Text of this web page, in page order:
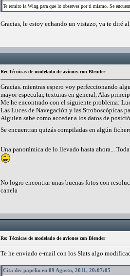
Te remito la Wing para que lo observes por tí mismo. Se
Gracias, le estoy echando un vistazo, ya te diré
Re: Técnicas de modelado de aviones con Blender
Gracias. mientras espero voy perfeccionando
mayor especular, texturas en general, Alas
Me he encontrado con el siguiente problema:
Las Luces de Navegación y las Stroboscópicas
Alguien sabe como acceder a los datos de
Se encuentran quizás compiladas en algún
Una panorámica de lo llevado hasta ahora...
No logro encontrar unas buenas fotos con
canela
Re: Técnicas de modelado de aviones con Blender
Te he enviado e-mail con los Slats algo
Cita de: papelin en 09 Agosto, 2011, 20:07:05